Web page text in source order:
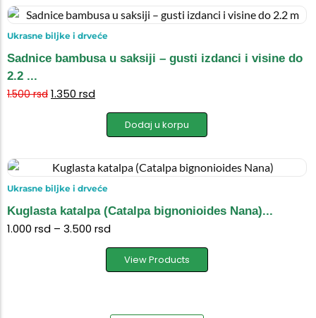
Ukrasne biljke i drveće
Sadnice bambusa u saksiji – gusti izdanci i visine do
2.2 ...
1.500rsd 1.350 rsd
Dodaj u korpu
Ukrasne biljke i drveće
Kuglasta katalpa (Catalpa bignonioides Nana)...
1.000 rsd – 3.500 rsd
View Products